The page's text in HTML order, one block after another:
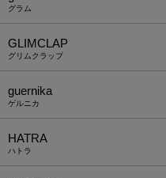
グラム
GLIMCLAP
グリムクラップ
guernika
ゲルニカ
HATRA
ハトラ